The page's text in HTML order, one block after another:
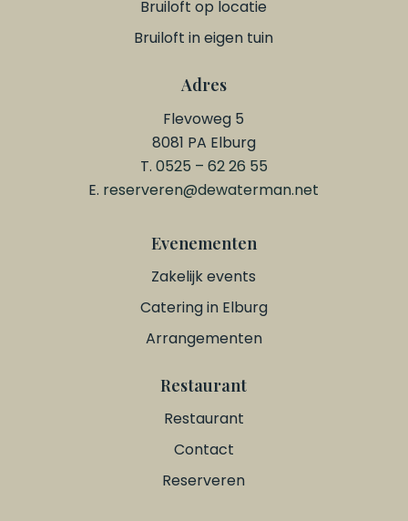
Bruiloft op locatie
Bruiloft in eigen tuin
Adres
Flevoweg 5
8081 PA Elburg
T. 0525 – 62 26 55
E. reserveren@dewaterman.net
Evenementen
Zakelijk events
Catering in Elburg
Arrangementen
Restaurant
Restaurant
Contact
Reserveren